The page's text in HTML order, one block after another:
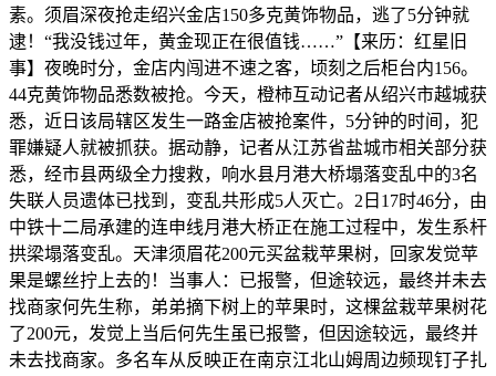
素。须眉深夜抢走绍兴金店150多克黄饰物品，逃了5分钟就
逮！“我没钱过年，黄金现正在很值钱……”【来历：红星旧
事】夜晚时分，金店内闯进不速之客，顷刻之后柜台内156。
44克黄饰物品悉数被抢。今天，橙柿互动记者从绍兴市越城获
悉，近日该局辖区发生一路金店被抢案件，5分钟的时间，犯
罪嫌疑人就被抓获。据动静，记者从江苏省盐城市相关部分获
悉，经市县两级全力搜救，响水县月港大桥塌落变乱中的3名
失联人员遗体已找到，变乱共形成5人灭亡。2日17时46分，由
中铁十二局承建的连申线月港大桥正在施工过程中，发生系杆
拱梁塌落变乱。天津须眉花200元买盆栽苹果树，回家发觉苹
果是螺丝拧上去的！当事人：已报警，但途较远，最终并未去
找商家何先生称，弟弟摘下树上的苹果时，这棵盆栽苹果树花
了200元，发觉上当后何先生虽已报警，但因途较远，最终并
未去找商家。多名车从反映正在南京江北山姆周边频现钉子扎